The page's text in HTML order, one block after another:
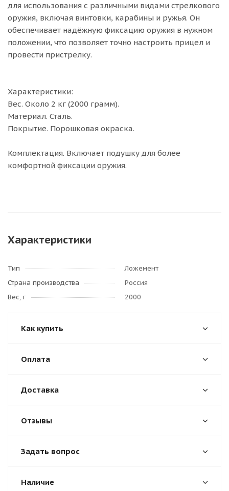
для использования с различными видами стрелкового
оружия, включая винтовки, карабины и ружья. Он
обеспечивает надёжную фиксацию оружия в нужном
положении, что позволяет точно настроить прицел и
провести пристрелку.
Характеристики:
Вес. Около 2 кг (2000 грамм).
Материал. Сталь.
Покрытие. Порошковая окраска.
Комплектация. Включает подушку для более
комфортной фиксации оружия.
Характеристики
Тип
Ложемент
Страна производства
Россия
Вес, г
2000
Как купить
Оплата
Доставка
Отзывы
Задать вопрос
Наличие